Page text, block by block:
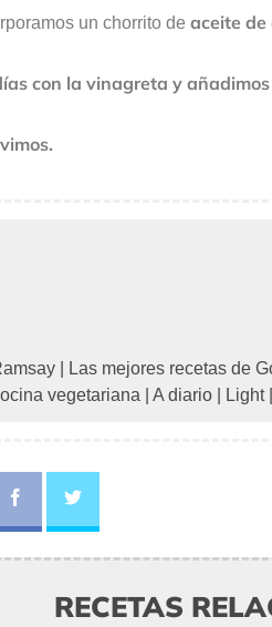
un chorrito de aceite de
con la vinagreta y
Las mejores recetas de
vegetariana A diario Light|
RECETAS